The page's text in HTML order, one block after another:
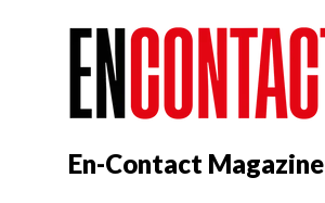
En-Contact Magazine